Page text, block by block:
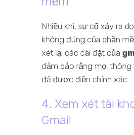
Nhiều khi, sự cố xảy ra
không đúng của phần
xét lại các cài đặt của
đảm bảo rằng mọi
đã được điền chính xác.
4. Xem xét tài
Gmail